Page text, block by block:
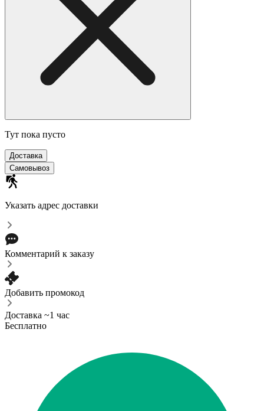
Тут пока пусто
Доставка
Самовывоз
Указать адрес доставки
Комментарий к заказу
Добавить промокод
Доставка ~1 час
Бесплатно